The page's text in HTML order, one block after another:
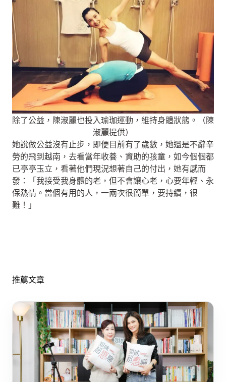
除了公益，陳淑麗也投入瑜珈運動，維持身體狀態。（陳
淑麗提供）
她說做公益沒有止步，即便目前有了歲數，她還是不辭辛
勞的飛到越南，去看當年收養、資助的孩童，如今個個都
已亭亭玉立，看著他們現況想著自己的付出，她有感而
發：「我接受我身體的老，但不會讓心老，心要年輕、永
保熱情。當個有用的人，一兩次很簡單，要持續，很
難！」
推薦文章